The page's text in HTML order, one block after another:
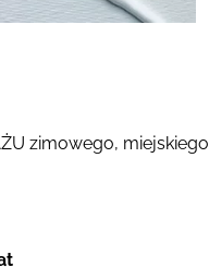
zimowego, miejskiego